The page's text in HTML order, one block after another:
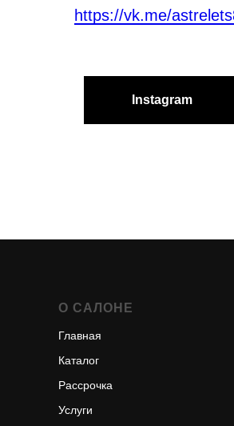
https://vk.me/
Instagram
О САЛОНЕ
Главная
Каталог
Рассрочка
Услуги